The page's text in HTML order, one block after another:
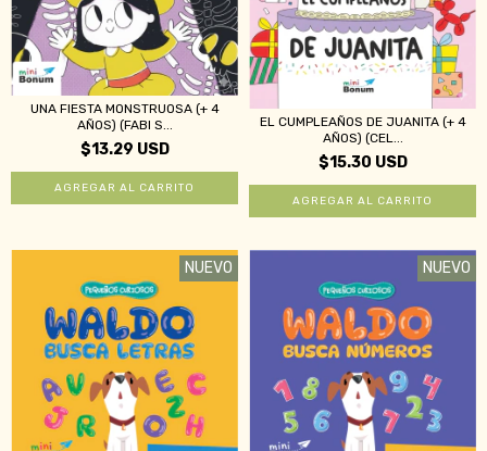
UNA FIESTA MONSTRUOSA (+ 4
AÑOS) (FABI S...
$13.29 USD
EL CUMPLEAÑOS DE JUANITA (+ 4
AÑOS) (CEL...
$15.30 USD
NUEVO NUEVO